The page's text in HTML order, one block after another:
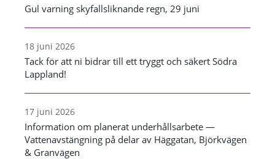
Gul varning skyfallsliknande regn, 29 juni
18 juni 2026
Tack för att ni bidrar till ett tryggt och säkert Södra
Lappland!
17 juni 2026
Information om planerat underhållsarbete —
Vattenavstängning på delar av Häggatan, Björkvägen
& Granvägen